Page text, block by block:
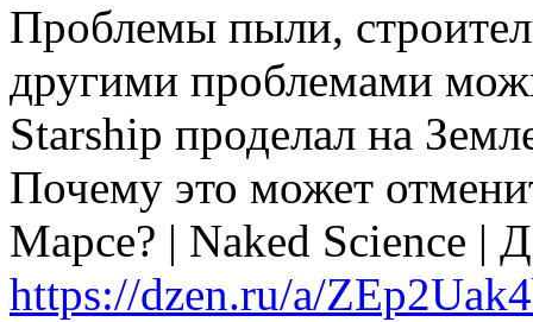
Проблемы пыли,
другими проблемами
Starship проделал на
Почему это может
Марсе? | Naked Science |
https://dzen.ru/a/